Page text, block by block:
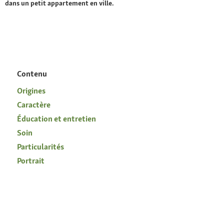
dans un petit appartement en ville.
Contenu
Origines
Caractère
Éducation et entretien
Soin
Particularités
Portrait